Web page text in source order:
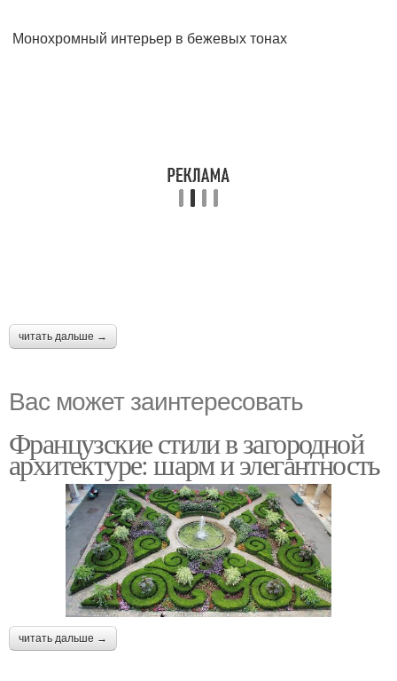
Монохромный интерьер в бежевых тонах
читать дальше →
Вас может заинтересовать
Французские стили в загородной
архитектуре: шарм и элегантность
читать дальше →